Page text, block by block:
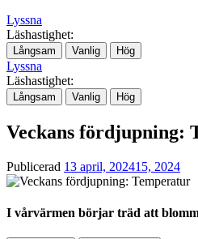
Lyssna
Läshastighet:
Långsam Vanlig Hög
Lyssna
Läshastighet:
Långsam Vanlig Hög
Veckans fördjupning:
Publicerad 13 april, 202415, 2024
I vårvärmen börjar träd att